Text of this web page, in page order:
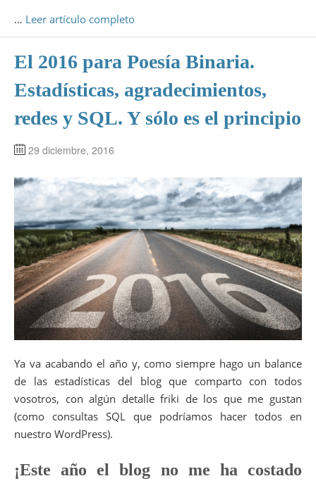
… Leer artículo completo
El 2016 para Poesía Binaria.
Estadísticas, agradecimientos,
redes y SQL. Y sólo es el principio
29 diciembre, 2016
Ya va acabando el año y, como siempre hago un balance
de las estadísticas del blog que comparto con todos
vosotros, con algún detalle friki de los que me gustan
(como consultas SQL que podríamos hacer todos en
nuestro WordPress).
¡Este año el blog no me ha costado